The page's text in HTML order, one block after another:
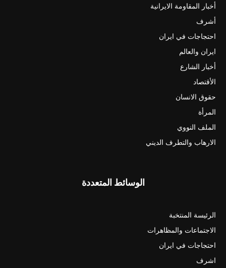
أخبار المقاومة الايرانية
أشرف
احتجاجات في ايران
ايران والعالم
أخبار الشارع
الأقتصاد
حقوق الانسان
المرأة
الملف النووي
الارهاب والتطرف الديني
الوسائط المتعددة
الرئيسة المنتخبة
الاجتماعات والمظاهرات
احتجاجات في ايران
اشرف